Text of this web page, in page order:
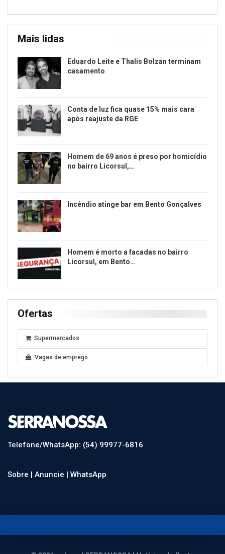
Mais lidas
Eduardo Leite e Thalis Bolzan terminam
casamento
Conta de luz fica quase 15% mais cara
após reajuste da RGE
Homem de 69 anos é preso por homicídio
no bairro Licorsul,…
Incêndio atinge bar em Bento Gonçalves
Homem é morto a facadas no bairro
Licorsul, em Bento…
Ofertas
Supermercados
Vagas de emprego
Telefone/WhatsApp: (54) 99977-6816
Sobre | Anuncie | WhatsApp